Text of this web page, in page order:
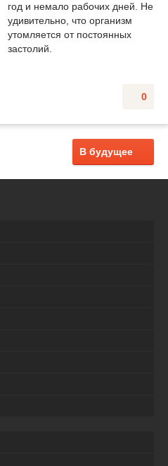
год и немало рабочих дней. Не
удивительно, что организм
утомляется от постоянных
застолий.
0
В будущее